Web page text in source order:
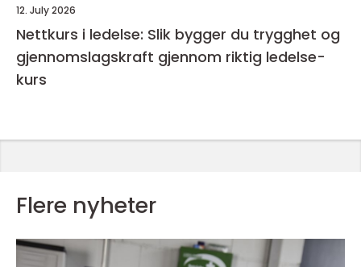
12. July 2026
Nettkurs i ledelse: Slik bygger du trygghet og
gjennomslagskraft gjennom riktig ledelse-
kurs
Flere nyheter